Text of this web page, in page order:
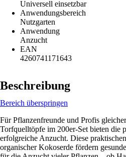
Universell einsetzbar
Anwendungsbereich
Nutzgarten
Anwendung
Anzucht
EAN
4260741171643
Beschreibung
Bereich überspringen
Für Pflanzenfreunde und Profis
Torfquelltöpfe im 200er-Set bieten die
erfolgreiche Anzucht. Diese
organischer Kokoserde fördern